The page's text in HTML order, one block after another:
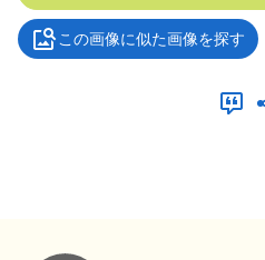
この画像に似た画像を探す